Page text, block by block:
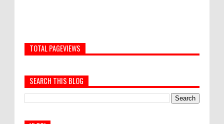
TOTAL PAGEVIEWS
SEARCH THIS BLOG